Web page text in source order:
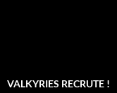
VALKYRIES RECRUTE !